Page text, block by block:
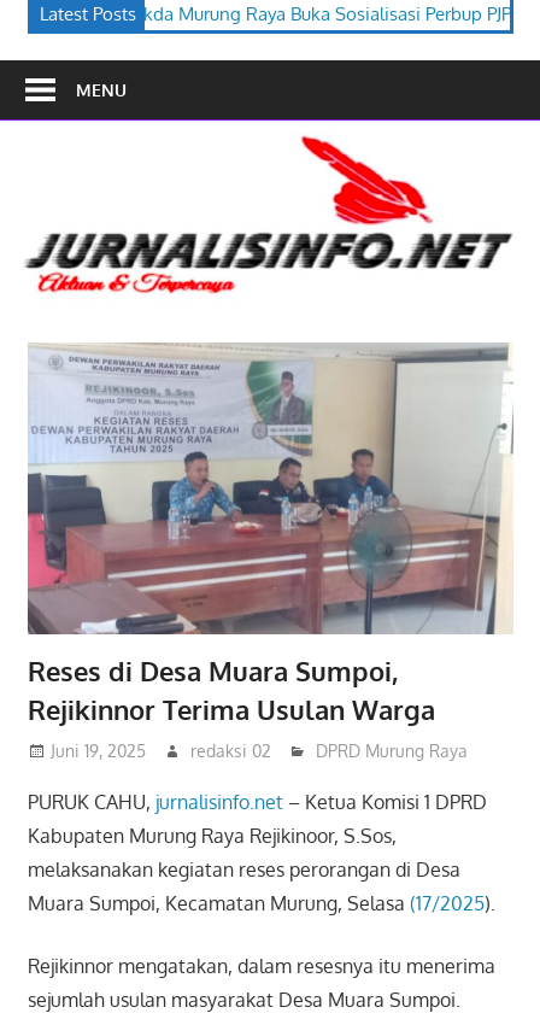
Latest Posts
Buka Sosialisasi Perbup PJPK 2026–2030 Festival Budaya
MENU
Reses di Desa Muara Sumpoi,
Rejikinnor Terima Usulan Warga
Juni 19, 2025 redaksi 02 DPRD Murung Raya
PURUK CAHU, jurnalisinfo.net– Ketua Komisi 1 DPRD
Kabupaten Murung Raya Rejikinoor, S.Sos,
melaksanakan kegiatan reses perorangan di Desa
Muara Sumpoi, Kecamatan Murung, Selasa (17/2025).
Rejikinnor mengatakan, dalam resesnya itu menerima
sejumlah usulan masyarakat Desa Muara Sumpoi.